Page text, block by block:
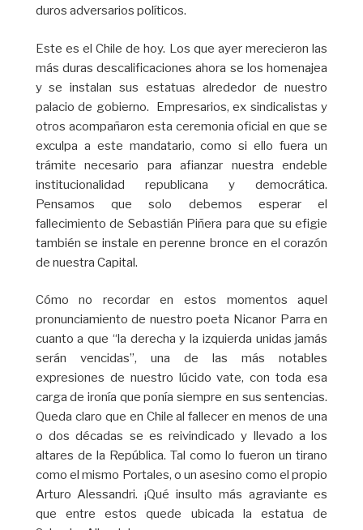
duros adversarios políticos.
Este es el Chile de hoy. Los que ayer merecieron las
más duras descalificaciones ahora se los homenajea
y se instalan sus estatuas alrededor de nuestro
palacio de gobierno. Empresarios, ex sindicalistas y
otros acompañaron esta ceremonia oficial en que se
exculpa a este mandatario, como si ello fuera un
trámite necesario para afianzar nuestra endeble
institucionalidad republicana y democrática.
Pensamos que solo debemos esperar el
fallecimiento de Sebastián Piñera para que su efigie
también se instale en perenne bronce en el corazón
de nuestra Capital.
Cómo no recordar en estos momentos aquel
pronunciamiento de nuestro poeta Nicanor Parra en
cuanto a que “la derecha y la izquierda unidas jamás
serán vencidas”, una de las más notables
expresiones de nuestro lúcido vate, con toda esa
carga de ironía que ponía siempre en sus sentencias.
Queda claro que en Chile al fallecer en menos de una
o dos décadas se es reivindicado y llevado a los
altares de la República. Tal como lo fueron un tirano
como el mismo Portales, o un asesino como el propio
Arturo Alessandri. ¡Qué insulto más agraviante es
que entre estos quede ubicada la estatua de